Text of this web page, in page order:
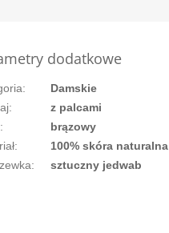
dodatkowe
:
Damskie
:
z palcami
:
brązowy
:
100% skóra naturalna
: sztuczny jedwab